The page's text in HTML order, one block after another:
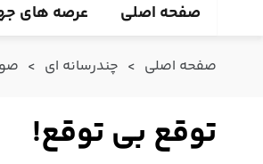
صفحه اصلی عرصه های
صفحه اصلی > چندرسانه ای >
توقع بی توقع!